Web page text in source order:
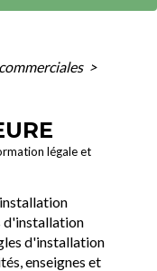
>
légale et
d'installation
d'installation
enseignes et